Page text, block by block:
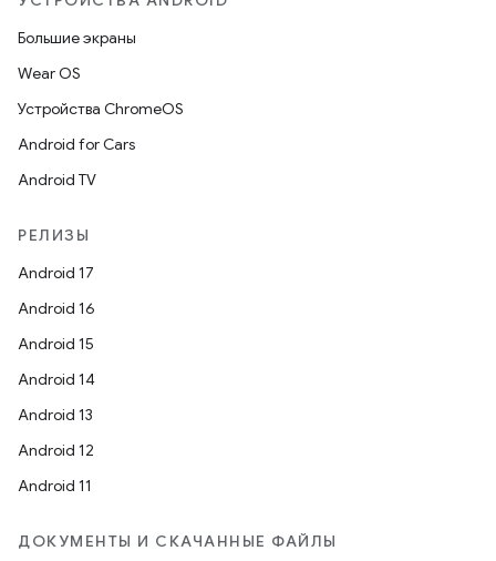
Большие экраны
Wear OS
Устройства ChromeOS
Android for Cars
Android TV
РЕЛИЗЫ
Android 17
Android 16
Android 15
Android 14
Android 13
Android 12
Android 11
ДОКУМЕНТЫ И СКАЧАННЫЕ ФАЙЛЫ